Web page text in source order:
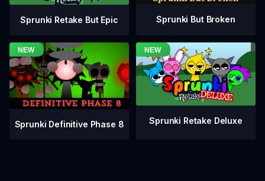
Sprunki Retake But Epic Sprunki But Broken
Sprunki Definitive Phase 8 Sprunki Retake Deluxe